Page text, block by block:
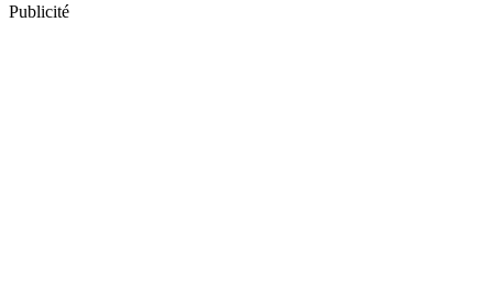
Publicité